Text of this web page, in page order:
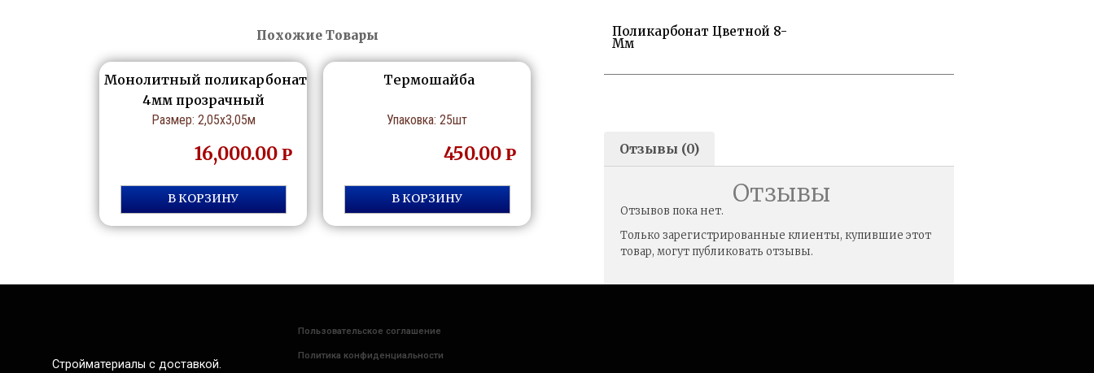
Похожие Товары
Монолитный поликарбонат
4мм прозрачный
Размер: 2,05х3,05м
16,000.00 Р
В КОРЗИНУ
Термошайба
Упаковка: 25шт
450.00 Р
В КОРЗИНУ
Поликарбонат Цветной 8-
Мм
Отзывы (0)
Отзывы
Отзывов пока нет.
Только зарегистрированные клиенты, купившие этот
товар, могут публиковать отзывы.
Стройматериалы с доставкой.
Пользовательское соглашение
Политика конфиденциальности